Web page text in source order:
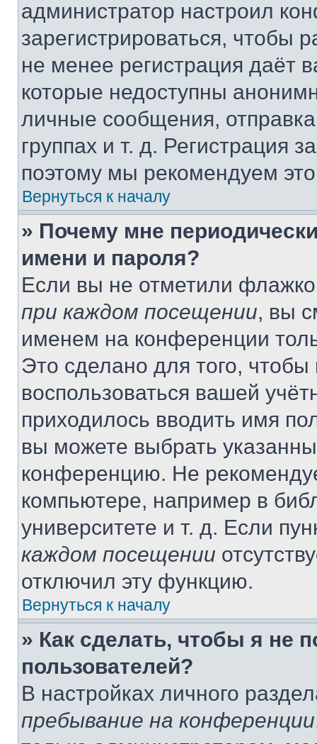
администратор настроил
зарегистрироваться, чтобы
не менее регистрация даёт
которые недоступны
личные сообщения,
группах и т. д. Регистрация
поэтому мы рекомендуем
Вернуться к началу
» Почему мне
имени и пароля?
Если вы не отметили
при каждом посещении, вы
именем на конференции
Это сделано для того, чтобы
воспользоваться вашей
приходилось вводить имя
вы можете выбрать
конференцию. Не
компьютере, например в
университете и т. д. Если
каждом посещении
отключил эту функцию.
Вернуться к началу
» Как сделать, чтобы я не
пользователей?
В настройках личного
пребывание на конференции